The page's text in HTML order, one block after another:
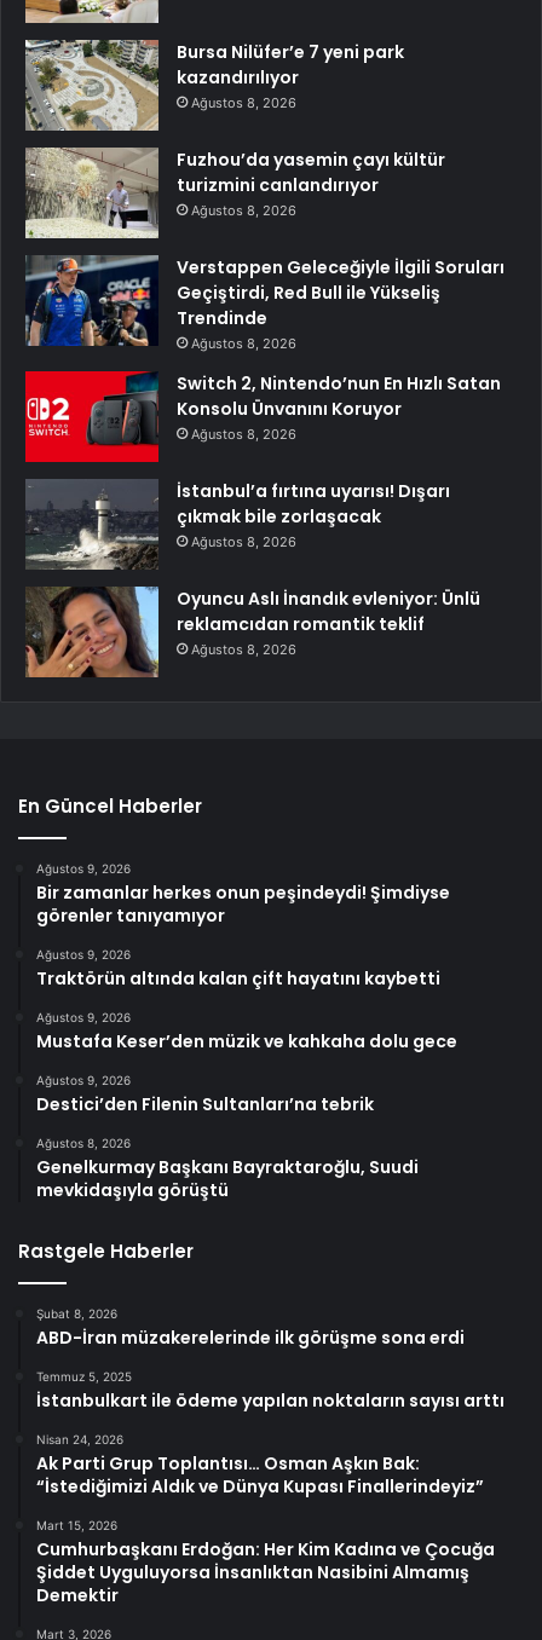
Bursa Nilüfer’e 7 yeni park
kazandırılıyor
Ağustos 8, 2026
Fuzhou’da yasemin çayı kültür
turizmini canlandırıyor
Ağustos 8, 2026
Verstappen Geleceğiyle İlgili Soruları
Geçiştirdi, Red Bull ile Yükseliş
Trendinde
Ağustos 8, 2026
Switch 2, Nintendo’nun En Hızlı Satan
Konsolu Ünvanını Koruyor
Ağustos 8, 2026
İstanbul’a fırtına uyarısı! Dışarı
çıkmak bile zorlaşacak
Ağustos 8, 2026
Oyuncu Aslı İnandık evleniyor: Ünlü
reklamcıdan romantik teklif
Ağustos 8, 2026
En Güncel Haberler
Ağustos 9, 2026
Bir zamanlar herkes onun peşindeydi! Şimdiyse
görenler tanıyamıyor
Ağustos 9, 2026
Traktörün altında kalan çift hayatını kaybetti
Ağustos 9, 2026
Mustafa Keser’den müzik ve kahkaha dolu gece
Ağustos 9, 2026
Destici’den Filenin Sultanları’na tebrik
Ağustos 8, 2026
Genelkurmay Başkanı Bayraktaroğlu, Suudi
mevkidaşıyla görüştü
Rastgele Haberler
Şubat 8, 2026
ABD-İran müzakerelerinde ilk görüşme sona erdi
Temmuz 5, 2025
İstanbulkart ile ödeme yapılan noktaların sayısı arttı
Nisan 24, 2026
Ak Parti Grup Toplantısı… Osman Aşkın Bak:
“İstediğimizi Aldık ve Dünya Kupası Finallerindeyiz”
Mart 15, 2026
Cumhurbaşkanı Erdoğan: Her Kim Kadına ve Çocuğa
Şiddet Uyguluyorsa İnsanlıktan Nasibini Almamış
Demektir
Mart 3, 2026